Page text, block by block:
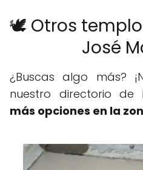
🕊️ Otros
José
¿Buscas algo más?
nuestro directorio de
más opciones en la